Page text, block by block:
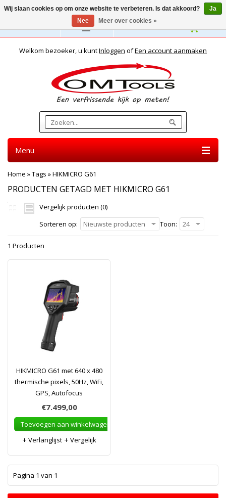
Nederlands
Welkom bezoeker, u kuntInloggen ofEen account aanmaken
Menu
Home »Tags »HIKMICRO G61
PRODUCTEN GETAGD MET HIKMICRO G61
Vergelijk producten (0)
Sorteren op:
Nieuwste producten Toon: 24
1 Producten
HIKMICRO G61 met 640 x 480
thermische pixels, 50Hz, WiFi,
GPS, Autofocus
€7.499,00
Toevoegen aan winkelwagen
Verlanglijst
Vergelijk
Pagina 1 van 1
Wij slaan cookies op om onze website te verbeteren. Is dat akkoord?
Ja
Nee
Meer over cookies »